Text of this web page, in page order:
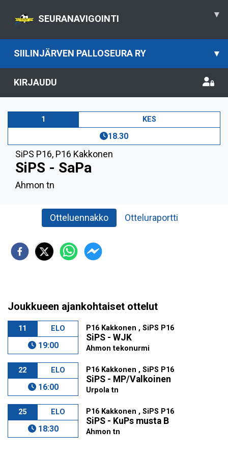
SEURANAVIGOINTI ▾
SIILINJÄRVEN PALLOSEURA RY ▾
KIRJAUDU
1 KES
18.30
SiPS P16, P16 Kakkonen
SiPS - SaPa
Ahmon tn
Otteluennakko Otteluraportti
Joukkueen ajankohtaiset ottelut
11 ELO
19:00
P16 Kakkonen , SiPS P16
SiPS - WJK
Ahmon tekonurmi
22 ELO
16:00
P16 Kakkonen , SiPS P16
SiPS - MP/Valkoinen
Urpola tn
25 ELO
18:30
P16 Kakkonen , SiPS P16
SiPS - KuPs musta B
Ahmon tn